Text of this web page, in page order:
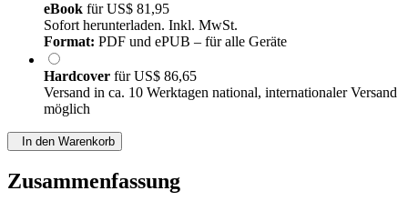
eBook fürUS$ 81,95
Sofort herunterladen. Inkl. MwSt.
Format: PDF und ePUB – für alle Geräte
Hardcover fürUS$ 86,65
Versand in ca. 10 Werktagen national, internationaler Versand
möglich
In den Warenkorb
Zusammenfassung